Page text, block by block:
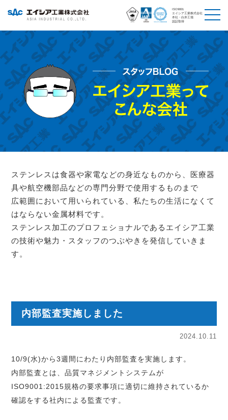
ISO9001
エイシア工業株式会社
本社・白井工場
認証取得
ステンレスは食器や家電などの身近なものから、医療器
具や航空機部品などの専門分野で使用するものまで
広範囲において用いられている、私たちの生活になくて
はならない金属材料です。
ステンレス加工のプロフェショナルであるエイシア工業
の技術や魅力・スタッフのつぶやきを発信していきま
す。
内部監査実施しました
2024.10.11
10/9(水)から3週間にわたり内部監査を実施します。
内部監査とは、品質マネジメントシステムが
ISO9001:2015規格の要求事項に適切に維持されているか
確認をする社内による監査です。